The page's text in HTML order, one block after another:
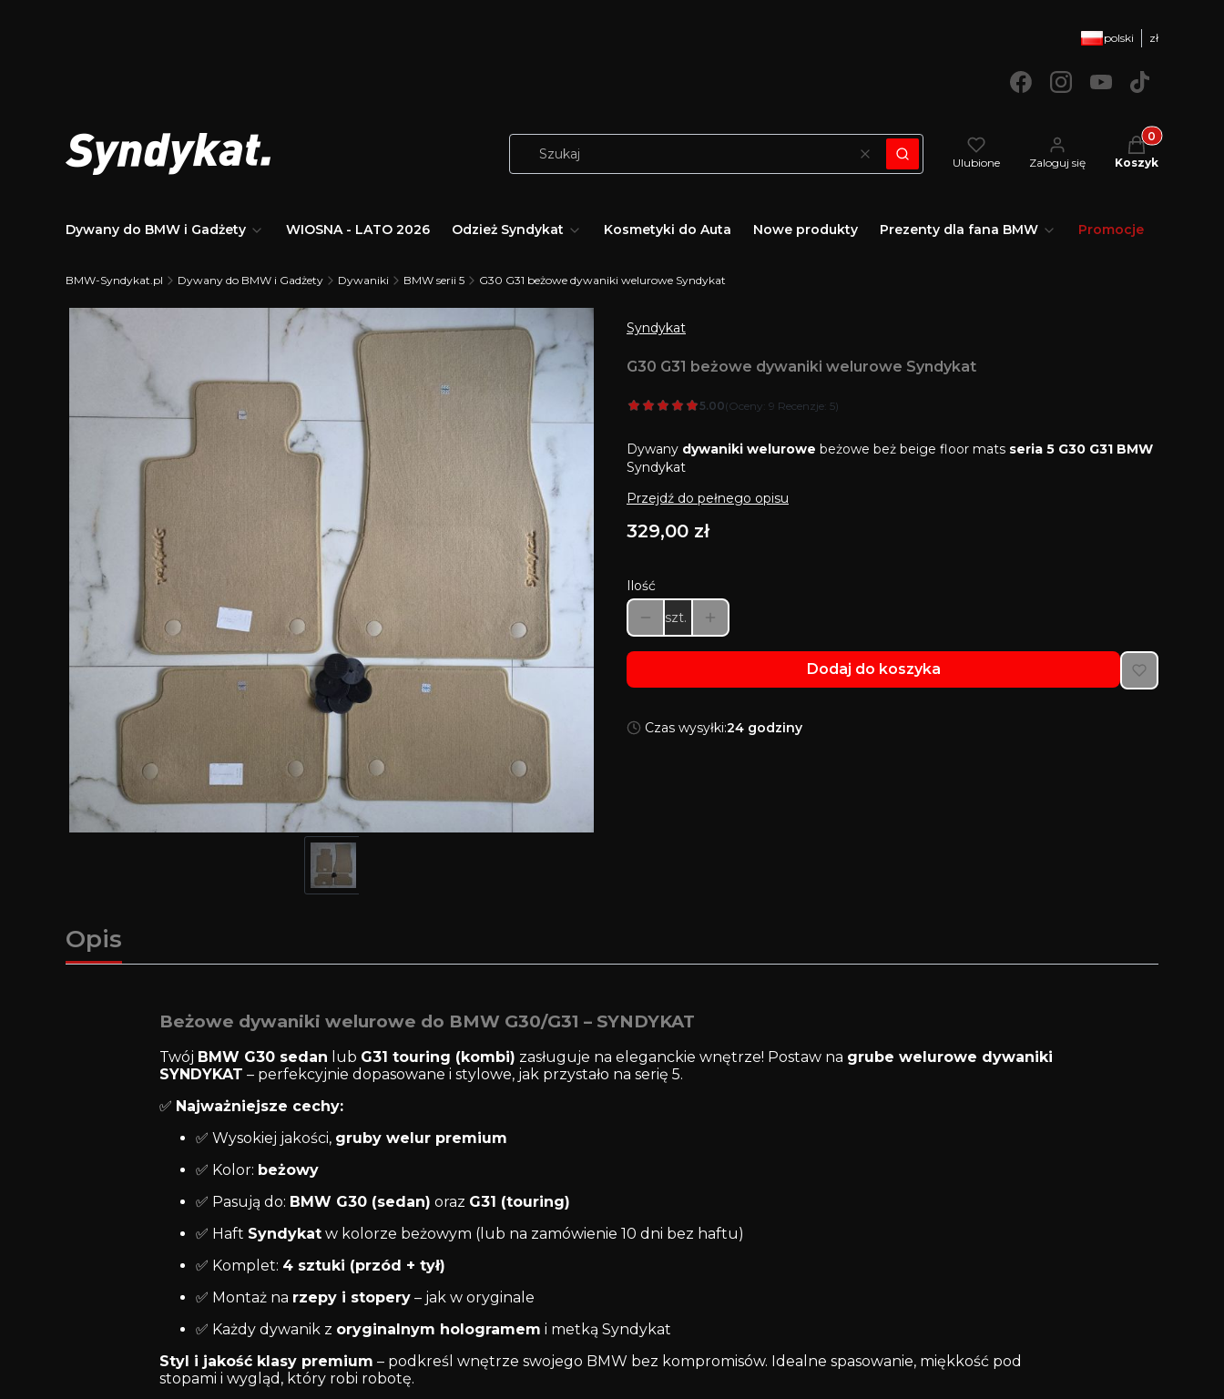
polski zł
WyczyśćSzukaj Ulubione Zaloguj się
Produkty w
Koszyk
Dywany do BMW i Gadżety WIOSNA - LATO 2026 Odzież Syndykat Kosmetyki do Auta Nowe produkty Prezenty dla fana BMW Promocje
BMW-Syndykat.pl Dywany do BMW i Gadżety Dywaniki BMW serii 5 G30 G31 beżowe dywaniki welurowe Syndykat
Syndykat
G30 G31 beżowe dywaniki welurowe Syndykat
5.00(Oceny: 9 Recenzje: 5)
Dywany dywaniki welurowe beżowe beż beige floor mats seria 5 G30 G31 BMW
Syndykat
Przejdź do pełnego opisu
Cena
329,00 zł
Ilość
szt.
Dodaj do koszyka
Czas wysyłki:24 godziny
Opis
Beżowe dywaniki welurowe do BMW G30/G31 – SYNDYKAT
Twój BMW G30 sedan lub G31 touring (kombi) zasługuje na eleganckie wnętrze! Postaw na grube welurowe dywaniki
SYNDYKAT – perfekcyjnie dopasowane i stylowe, jak przystało na serię 5.
✅ Najważniejsze cechy:
✅ Wysokiej jakości, gruby welur premium
✅ Kolor: beżowy
✅ Pasują do: BMW G30 (sedan) oraz G31 (touring)
✅ Haft Syndykatw kolorze beżowym (lub na zamówienie 10 dni bez haftu)
✅ Komplet: 4 sztuki (przód + tył)
✅ Montaż na rzepy i stopery– jak w oryginale
✅ Każdy dywanik z oryginalnym hologramem i metką Syndykat
Styl i jakość klasy premium – podkreśl wnętrze swojego BMW bez kompromisów. Idealne spasowanie, miękkość pod
stopami i wygląd, który robi robotę.